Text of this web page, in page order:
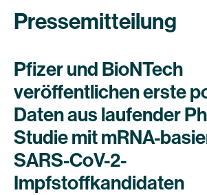
Pressemitteilung
Pfizer und BioNTech
veröffentlichen erste
Daten aus laufender
Studie mit mRNA-
SARS-CoV-2-
Impfstoffkandidaten